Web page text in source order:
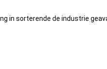
in sorterende de industrie